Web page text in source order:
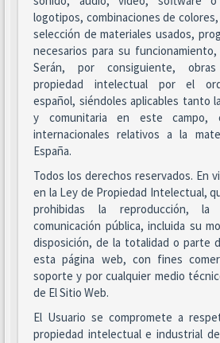
logotipos, combinaciones de
selección de materiales usados,
necesarios para su
Serán, por consiguiente,
propiedad intelectual por el
español, siéndoles aplicables tanto
y comunitaria en este campo,
internacionales relativos a la
España.
Todos los derechos reservados. En
en la Ley de Propiedad Intelectual,
prohibidas la reproducción,
comunicación pública, incluida su
disposición, de la totalidad o parte
esta página web, con fines
soporte y por cualquier medio
de El Sitio Web.
El Usuario se compromete a
propiedad intelectual e industrial